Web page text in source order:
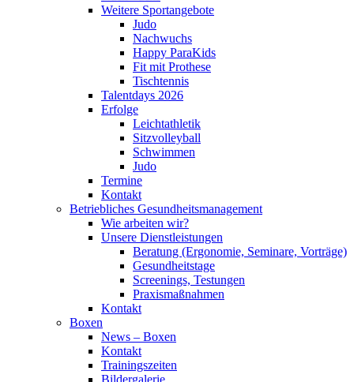
Weitere Sportangebote
Judo
Nachwuchs
Happy ParaKids
Fit mit Prothese
Tischtennis
Talentdays 2026
Erfolge
Leichtathletik
Sitzvolleyball
Schwimmen
Judo
Termine
Kontakt
Betriebliches Gesundheits­management
Wie arbeiten wir?
Unsere Dienstleistungen
Beratung (Ergonomie, Seminare, Vorträge)
Gesundheitstage
Screenings, Testungen
Praxismaßnahmen
Kontakt
Boxen
News – Boxen
Kontakt
Trainingszeiten
Bildergalerie